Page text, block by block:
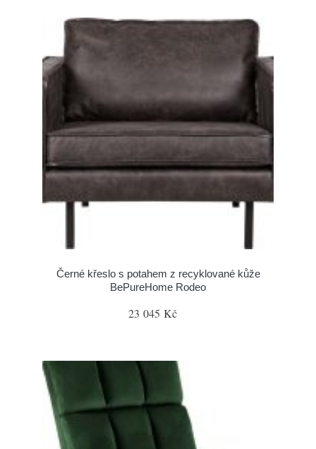
Černé křeslo s potahem z recyklované kůže
BePureHome Rodeo
23 045 Kč